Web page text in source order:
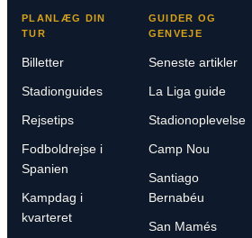
PLANLÆG DIN
TUR
Billetter
Stadionguides
Rejsetips
Fodboldrejse i
Spanien
Kampdag i
kvarteret
GUIDER OG
GENVEJE
Seneste artikler
La Liga guide
Stadionoplevelse
Camp Nou
Santiago
Bernabéu
San Mamés